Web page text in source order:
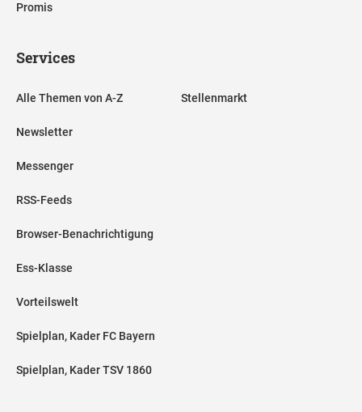
Promis
Services
Alle Themen von A-Z
Newsletter
Messenger
RSS-Feeds
Browser-Benachrichtigung
Ess-Klasse
Vorteilswelt
Spielplan, Kader FC Bayern
Spielplan, Kader TSV 1860
Stellenmarkt